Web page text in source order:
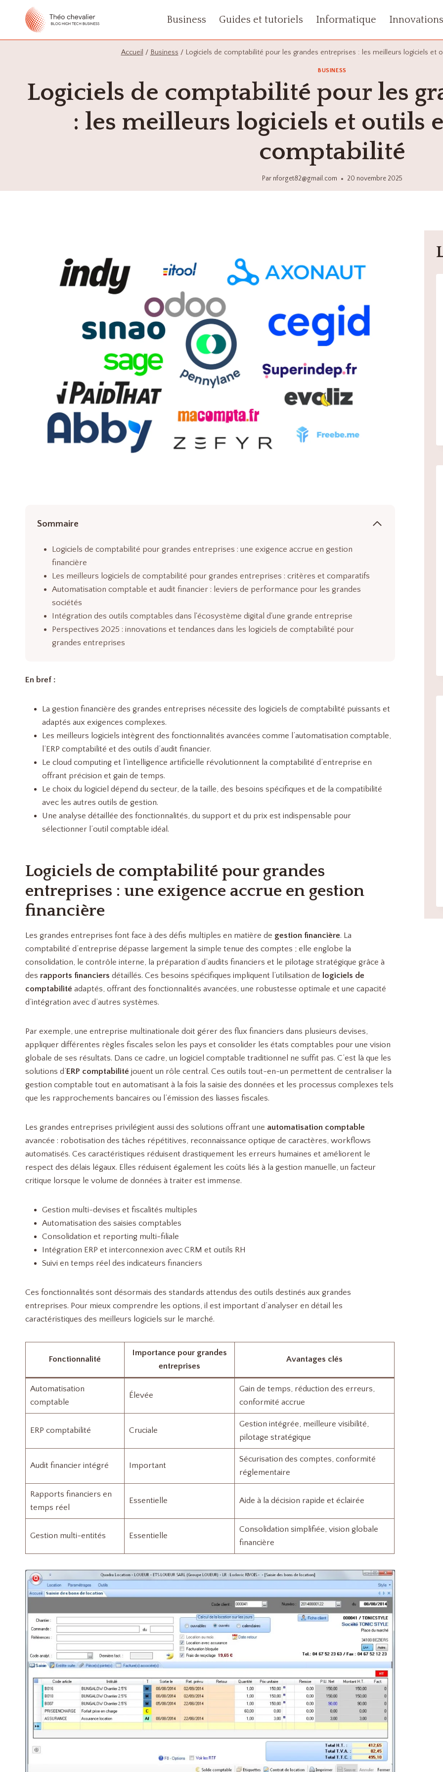
Business Guides et tutoriels Informatique Innovations
Accueil / Business / Logiciels de comptabilité pour les grandes entreprises : les meilleurs logiciels et
BUSINESS
Logiciels de comptabilité pour les
: les meilleurs logiciels et outils
comptabilité
Par nforget82@gmail.com 20 novembre 2025
Sommaire
Logiciels de comptabilité pour grandes entreprises : une exigence accrue en gestion
financière
Les meilleurs logiciels de comptabilité pour grandes entreprises : critères et comparatifs
Automatisation comptable et audit financier : leviers de performance pour les grandes
sociétés
Intégration des outils comptables dans l'écosystème digital d'une grande entreprise
Perspectives 2025 : innovations et tendances dans les logiciels de comptabilité pour
grandes entreprises
En bref :
La gestion financière des grandes entreprises nécessite des logiciels de comptabilité puissants et
adaptés aux exigences complexes.
Les meilleurs logiciels intègrent des fonctionnalités avancées comme l’automatisation comptable,
l’ERP comptabilité et des outils d’audit financier.
Le cloud computing et l’intelligence artificielle révolutionnent la comptabilité d’entreprise en
offrant précision et gain de temps.
Le choix du logiciel dépend du secteur, de la taille, des besoins spécifiques et de la compatibilité
avec les autres outils de gestion.
Une analyse détaillée des fonctionnalités, du support et du prix est indispensable pour
sélectionner l’outil comptable idéal.
Logiciels de comptabilité pour grandes
entreprises : une exigence accrue en gestion
financière
Les grandes entreprises font face à des défis multiples en matière de gestion financière. La
comptabilité d’entreprise dépasse largement la simple tenue des comptes ; elle englobe la
consolidation, le contrôle interne, la préparation d’audits financiers et le pilotage stratégique grâce à
des rapports financiers détaillés. Ces besoins spécifiques impliquent l’utilisation de logiciels de
comptabilité adaptés, offrant des fonctionnalités avancées, une robustesse optimale et une capacité
d’intégration avec d’autres systèmes.
Par exemple, une entreprise multinationale doit gérer des flux financiers dans plusieurs devises,
appliquer différentes règles fiscales selon les pays et consolider les états comptables pour une vision
globale de ses résultats. Dans ce cadre, un logiciel comptable traditionnel ne suffit pas. C’est là que les
solutions d’ERP comptabilité jouent un rôle central. Ces outils tout-en-un permettent de centraliser la
gestion comptable tout en automatisant à la fois la saisie des données et les processus complexes tels
que les rapprochements bancaires ou l’émission des liasses fiscales.
Les grandes entreprises privilégient aussi des solutions offrant une automatisation comptable
avancée : robotisation des tâches répétitives, reconnaissance optique de caractères, workflows
automatisés. Ces caractéristiques réduisent drastiquement les erreurs humaines et améliorent le
respect des délais légaux. Elles réduisent également les coûts liés à la gestion manuelle, un facteur
critique lorsque le volume de données à traiter est immense.
Gestion multi-devises et fiscalités multiples
Automatisation des saisies comptables
Consolidation et reporting multi-filiale
Intégration ERP et interconnexion avec CRM et outils RH
Suivi en temps réel des indicateurs financiers
Ces fonctionnalités sont désormais des standards attendus des outils destinés aux grandes
entreprises. Pour mieux comprendre les options, il est important d’analyser en détail les
caractéristiques des meilleurs logiciels sur le marché.
Fonctionnalité
Importance pour grandes
entreprises
Avantages clés
Automatisation
comptable
Élevée
Gain de temps, réduction des erreurs,
conformité accrue
ERP comptabilité Cruciale
Gestion intégrée, meilleure visibilité,
pilotage stratégique
Audit financier intégré Important
Sécurisation des comptes, conformité
réglementaire
Rapports financiers en
temps réel
Essentielle Aide à la décision rapide et éclairée
Gestion multi-entités Essentielle
Consolidation simplifiée, vision globale
financière